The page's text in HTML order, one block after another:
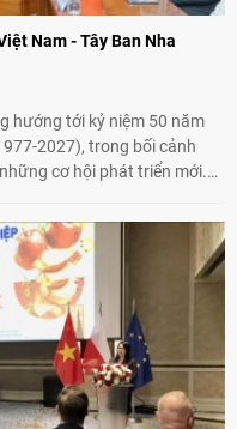
Nam - Tây Ban Nha
hướng tới kỷ niệm 50 năm
2027), trong bối cảnh
cơ hội phát triển mới.
trong việc củng cố nền tảng
cậy và gắn bó giữa nhân